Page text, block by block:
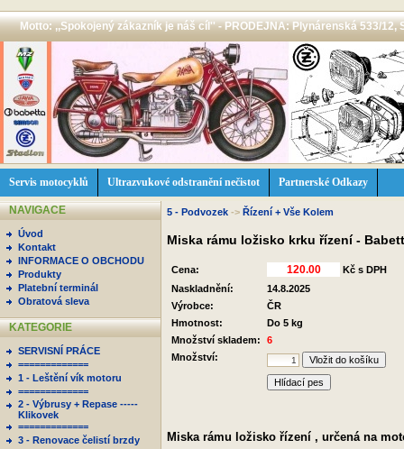
Motto: ,,Spokojený zákazník je náš cíl'' - PRODEJNA: Plynárenská 533/12,
Servis motocyklů Ultrazvukové odstranění nečistot Partnerské Odkazy
NAVIGACE
Úvod
Kontakt
INFORMACE O OBCHODU
Produkty
Platební terminál
Obratová sleva
KATEGORIE
SERVISNÍ PRÁCE
=============
1 - Leštění vík motoru
=============
2 - Výbrusy + Repase -----
Klikovek
=============
3 - Renovace čelistí brzdy
5 - Podvozek -> Řízení + Vše Kolem
Miska rámu ložisko krku řízení -
Cena:
Kč s DPH
Naskladnění:
14.8.2025
Výrobce:
ČR
Hmotnost:
Do 5 kg
Množství skladem:
6
Množství:
Hlídací pes
Miska rámu ložisko řízení , určená na